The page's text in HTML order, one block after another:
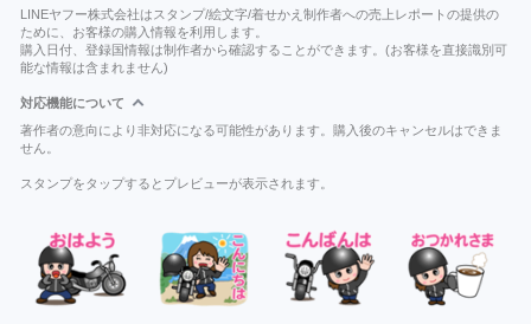
LINEヤフー株式会社はスタンプ/絵文字/着せかえ制作者への売上レポートの提供の
ために、お客様の購入情報を利用します。
購入日付、登録国情報は制作者から確認することができます。(お客様を直接識別可
能な情報は含まれません)
対応機能について
著作者の意向により非対応になる可能性があります。購入後のキャンセルはできま
せん。
スタンプをタップするとプレビューが表示されます。